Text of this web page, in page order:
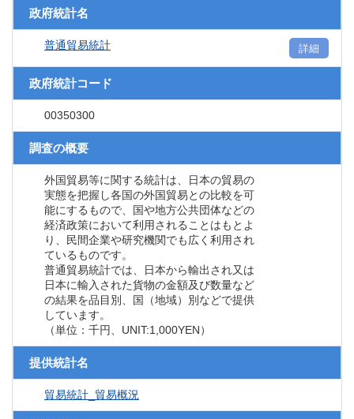
政府統計名
普通貿易統計 詳細
政府統計コード
00350300
調査の概要
外国貿易等に関する統計は、日本の貿易の
実態を把握し各国の外国貿易との比較を可
能にするもので、国や地方公共団体などの
経済政策において利用されることはもとよ
り、民間企業や研究機関でも広く利用され
ているものです。
普通貿易統計では、日本から輸出され又は
日本に輸入された貨物の金額及び数量など
の結果を品目別、国（地域）別などで提供
しています。
（単位：千円、UNIT:1,000YEN）
提供統計名
貿易統計_貿易概況